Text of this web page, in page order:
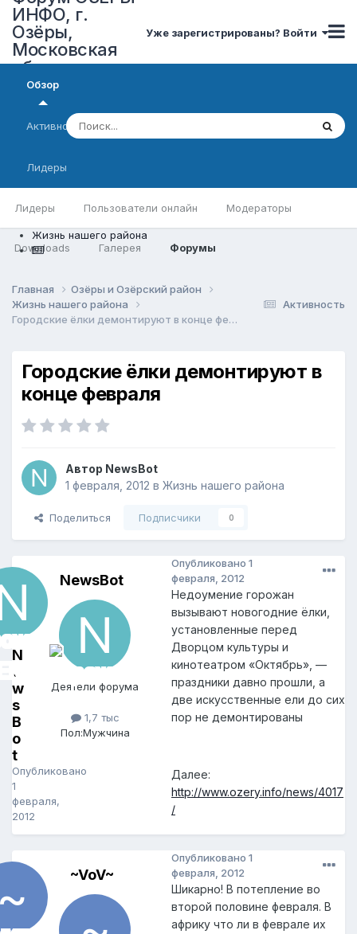
ИНФО, г.
Озёры,
Московская
область
Уже зарегистрированы? Войти
Обзор
Лидеры Пользователи онлайн Модераторы
Downloads Галерея Форумы
Активность
Лидеры
Жизнь нашего района
Активность
Главная
Озёры и Озёрский район
Жизнь нашего района
Городские ёлки демонтируют в конце февраля
Городские ёлки демонтируют в
конце февраля
Автор NewsBot
1 февраля, 2012 в Жизнь нашего района
Поделиться Подписчики 0
N
e
w
s
B
o
t
Опубликовано
1
февраля,
2012
NewsBot
Деятели форума
1,7 тыс
Пол:Мужчина
Опубликовано 1
февраля, 2012
Недоумение горожан
вызывают новогодние ёлки,
установленные перед
Дворцом культуры и
кинотеатром «Октябрь», —
праздники давно прошли, а
две искусственные ели до сих
пор не демонтированы
Далее:
http://www.ozery.info/news/4017
/
~VoV~
Опубликовано 1
февраля, 2012
Шикарно! В потепление во
второй половине февраля. В
африку что ли в феврале их